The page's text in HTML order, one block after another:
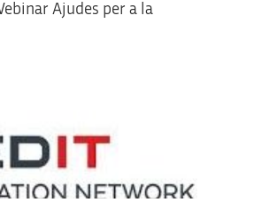
Ajudes per a la